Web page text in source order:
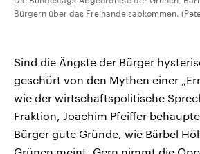
Bürgern über das Freihandelsabkommen.
Sind die Ängste der Bürger
geschürt von den Mythen einer
wie der wirtschaftspolitische
Fraktion, Joachim Pfeiffer
Bürger gute Gründe, wie Bärbel